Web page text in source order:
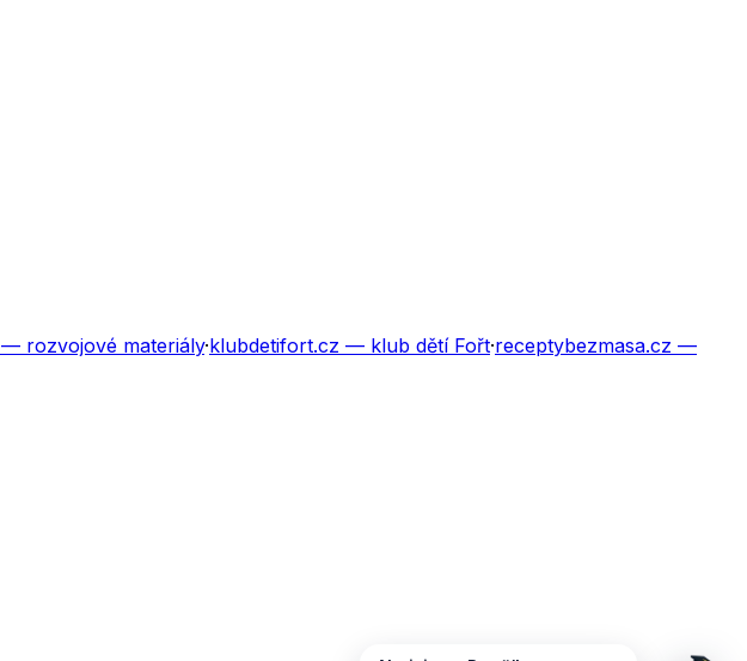
— rozvojové materiály·klubdetifort.cz — klub dětí Fořt·receptybezmasa.cz —